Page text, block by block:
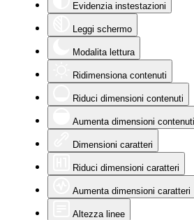
Evidenzia instestazioni
Leggi schermo
Modalita lettura
Ridimensiona contenuti
Riduci dimensioni contenuti
Aumenta dimensioni contenuti
Dimensioni caratteri
Riduci dimensioni caratteri
Aumenta dimensioni caratteri
Altezza linee